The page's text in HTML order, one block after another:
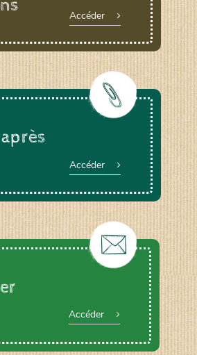
Accéder
Accéder
Accéder